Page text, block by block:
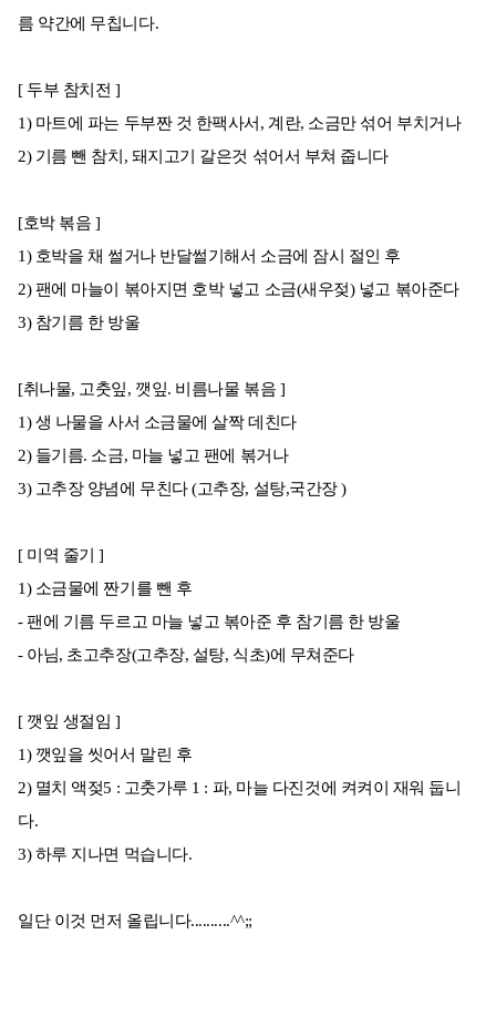
름 약간에 무칩니다.
[ 두부 참치전 ]
1) 마트에 파는 두부짠 것 한팩사서, 계란, 소금만 섞어 부치거나
2) 기름 뺀 참치, 돼지고기 갈은것 섞어서 부쳐 줍니다
[호박 볶음 ]
1) 호박을 채 썰거나 반달썰기해서 소금에 잠시 절인 후
2) 팬에 마늘이 볶아지면 호박 넣고 소금(새우젖) 넣고 볶아준다
3) 참기름 한 방울
[취나물, 고춧잎, 깻잎. 비름나물 볶음 ]
1) 생 나물을 사서 소금물에 살짝 데친다
2) 들기름. 소금, 마늘 넣고 팬에 볶거나
3) 고추장 양념에 무친다 (고추장, 설탕,국간장 )
[ 미역 줄기 ]
1) 소금물에 짠기를 뺀 후
- 팬에 기름 두르고 마늘 넣고 볶아준 후 참기름 한 방울
- 아님, 초고추장(고추장, 설탕, 식초)에 무쳐준다
[ 깻잎 생절임 ]
1) 깻잎을 씻어서 말린 후
2) 멸치 액젖5 : 고춧가루 1 : 파, 마늘 다진것에 켜켜이 재워 둡니
다.
3) 하루 지나면 먹습니다.
일단 이것 먼저 올립니다..........^^;;